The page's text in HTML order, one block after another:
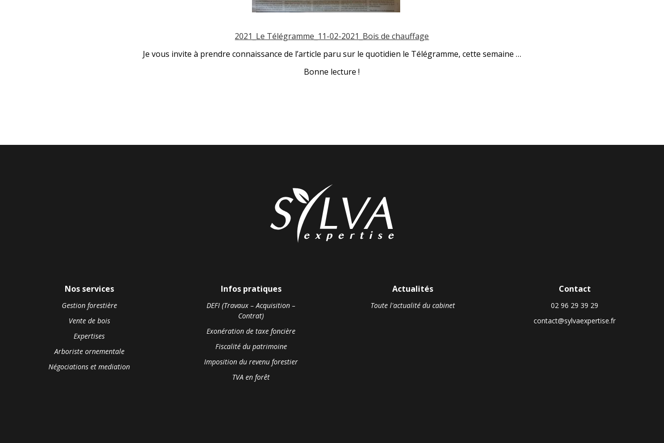
2021_Le Télégramme_11-02-2021_Bois de chauffage
Je vous invite à prendre connaissance de l’article paru sur le quotidien le Télégramme, cette semaine …
Bonne lecture !
Nos services
Gestion forestière
Vente de bois
Expertises
Arboriste ornementale
Négociations et mediation
Infos pratiques
DEFI (Travaux – Acquisition –
Contrat)
Exonération de taxe foncière
Fiscalité du patrimoine
Imposition du revenu forestier
TVA en forêt
Actualités
Toute l'actualité du cabinet
Contact
02 96 29 39 29
contact@sylvaexpertise.fr